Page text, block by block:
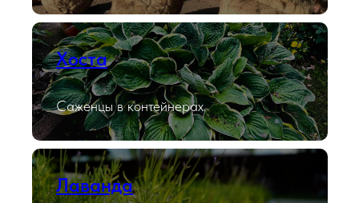
Хоста
Саженцы в контейнерах.
Лаванда